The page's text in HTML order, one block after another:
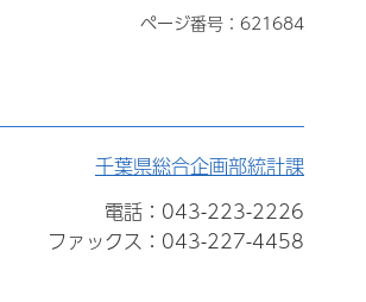
ページ番号：621684
千葉県総合企画部統計課
電話：043-223-2226
ファックス：043-227-4458